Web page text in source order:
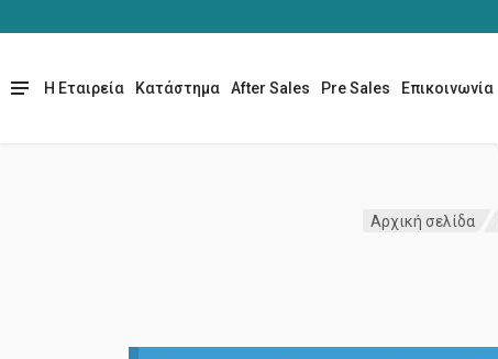
Η Εταιρεία Κατάστημα After Sales Pre Sales Επικοινωνία
Αρχική σελίδα